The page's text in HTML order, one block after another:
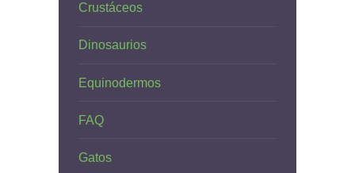
Crustáceos
Dinosaurios
Equinodermos
FAQ
Gatos